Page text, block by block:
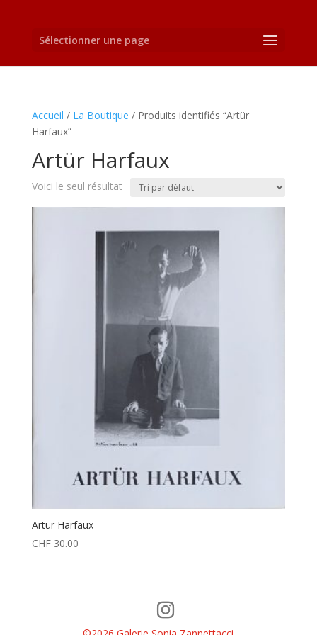
Sélectionner une page
Accueil / La Boutique / Produits identifiés “Artür
Harfaux”
Artür Harfaux
Voici le seul résultat
Artür Harfaux
CHF30.00